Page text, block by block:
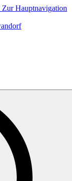
Zur Hauptnavigation